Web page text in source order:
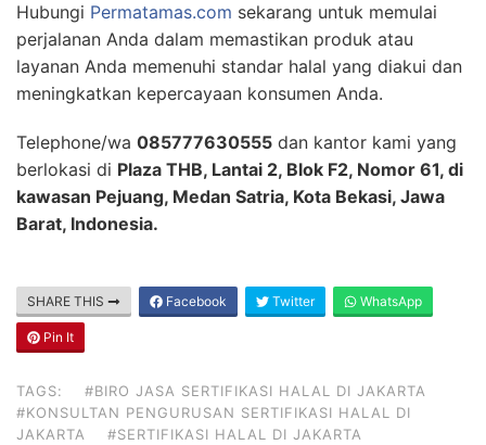
Hubungi Permatamas.com sekarang untuk memulai
perjalanan Anda dalam memastikan produk atau
layanan Anda memenuhi standar halal yang diakui dan
meningkatkan kepercayaan konsumen Anda.
Telephone/wa 085777630555 dan kantor kami yang
berlokasi di Plaza THB, Lantai 2, Blok F2, Nomor 61, di
kawasan Pejuang, Medan Satria, Kota Bekasi, Jawa
Barat, Indonesia.
SHARE THIS Facebook Twitter WhatsApp
Pin It
TAGS:
#BIRO JASA SERTIFIKASI HALAL DI JAKARTA
#KONSULTAN PENGURUSAN SERTIFIKASI HALAL DI
JAKARTA
#SERTIFIKASI HALAL DI JAKARTA